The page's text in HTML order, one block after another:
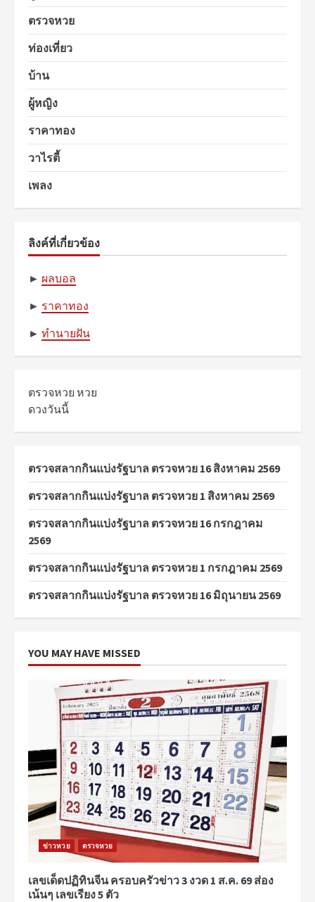
ตรวจหวย
ท่องเที่ยว
บ้าน
ผู้หญิง
ราคาทอง
วาไรตี้
เพลง
ลิงค์ที่เกี่ยวข้อง
► ผลบอล
► ราคาทอง
► ทำนายฝัน
ตรวจหวย หวย
ดวงวันนี้
ตรวจสลากกินแบ่งรัฐบาล ตรวจหวย 16 สิงหาคม 2569
ตรวจสลากกินแบ่งรัฐบาล ตรวจหวย 1 สิงหาคม 2569
ตรวจสลากกินแบ่งรัฐบาล ตรวจหวย 16 กรกฎาคม
2569
ตรวจสลากกินแบ่งรัฐบาล ตรวจหวย 1 กรกฎาคม 2569
ตรวจสลากกินแบ่งรัฐบาล ตรวจหวย 16 มิถุนายน 2569
YOU MAY HAVE MISSED
ข่าวหวย ตรวจหวย
เลขเด็ดปฏิทินจีน ครอบครัวข่าว 3 งวด 1 ส.ค. 69 ส่อง
เน้นๆ เลขเรียง 5 ตัว